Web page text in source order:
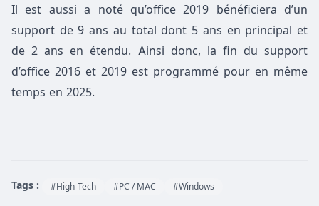
Il est aussi a noté qu’office 2019 bénéficiera d’un
support de 9 ans au total dont 5 ans en principal et
de 2 ans en étendu. Ainsi donc, la fin du support
d’office 2016 et 2019 est programmé pour en même
temps en 2025.
Tags : #High-Tech #PC / MAC #Windows